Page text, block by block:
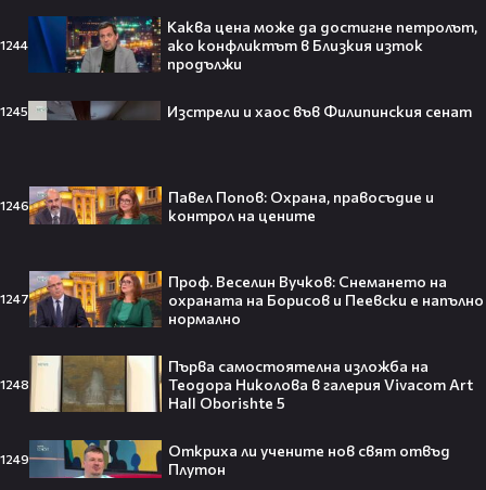
1244
Каква цена може да достигне петролът,
ако конфликтът в Близкия изток
продължи
1245 Изстрели и хаос във Филипинския сенат
1246
Павел Попов: Охрана, правосъдие и
контрол на цените
1247
Проф. Веселин Вучков: Снемането на
охраната на Борисов и Пеевски е напълно
нормално
1248
Първа самостоятелна изложба на
Теодора Николова в галерия Vivacom Art
Hall Oborishte 5
1249
Откриха ли учените нов свят отвъд
Плутон
Младата звезда от „Годзила
покори света на 19 — историята
на новия символ във футбола🤩⚽
странното решение във филма
всъщност има логика